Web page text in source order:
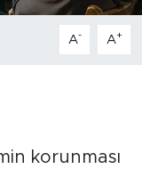
A- A+
korunması